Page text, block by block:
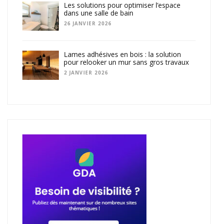
Les solutions pour optimiser l’espace
dans une salle de bain
26 JANVIER 2026
Lames adhésives en bois : la solution
pour relooker un mur sans gros travaux
2 JANVIER 2026